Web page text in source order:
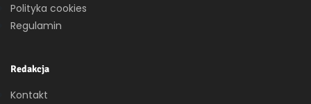
Polityka cookies
Regulamin
Redakcja
Kontakt